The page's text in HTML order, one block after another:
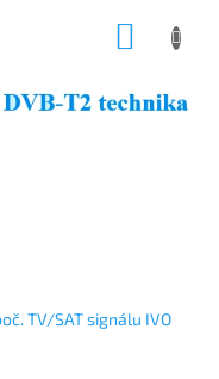
TV/SAT signálu IVO